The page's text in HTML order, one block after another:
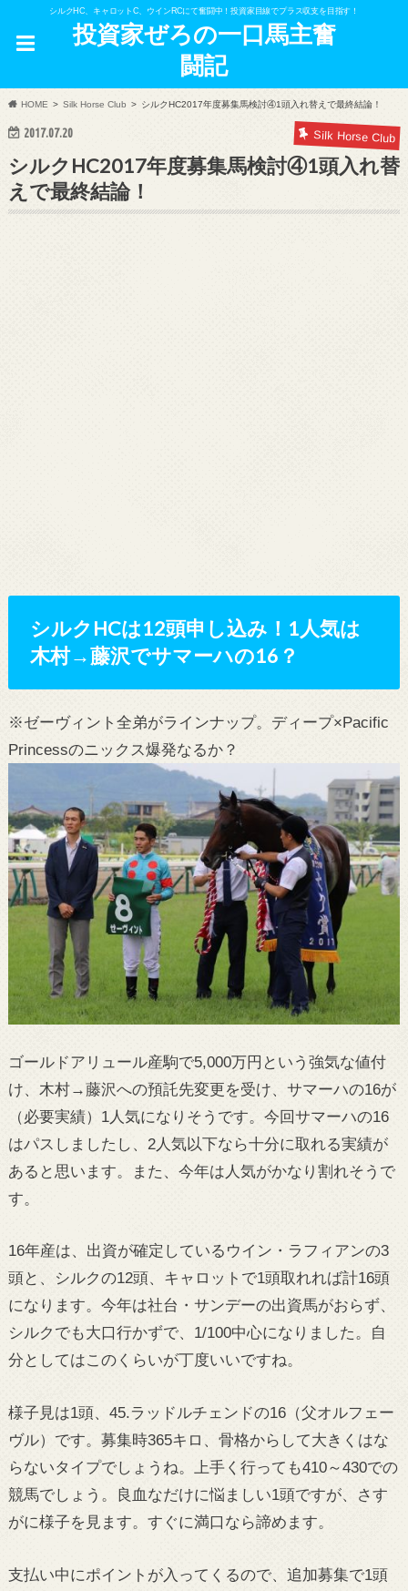
シルクHC、キャロットC、ウインRCにて奮闘中！投資家目線でプラス収支を目指す！
投資家ぜろの一口馬主奮
闘記
HOME Silk Horse Club シルクHC2017年度募集馬検討④1頭入れ替えで最終結論！
2017.07.20 Silk Horse Club
シルクHC2017年度募集馬検討④1頭入れ替
えで最終結論！
シルクHCは12頭申し込み！1人気は
木村→藤沢でサマーハの16？
※ゼーヴィント全弟がラインナップ。ディープ×Pacific
Princessのニックス爆発なるか？
ゴールドアリュール産駒で5,000万円という強気な値付
け、木村→藤沢への預託先変更を受け、サマーハの16が
（必要実績）1人気になりそうです。今回サマーハの16
はパスしましたし、2人気以下なら十分に取れる実績が
あると思います。また、今年は人気がかなり割れそうで
す。
16年産は、出資が確定しているウイン・ラフィアンの3
頭と、シルクの12頭、キャロットで1頭取れれば計16頭
になります。今年は社台・サンデーの出資馬がおらず、
シルクでも大口行かずで、1/100中心になりました。自
分としてはこのくらいが丁度いいですね。
様子見は1頭、45.ラッドルチェンドの16（父オルフェー
ヴル）です。募集時365キロ、骨格からして大きくはな
らないタイプでしょうね。上手く行っても410～430での
競馬でしょう。良血なだけに悩ましい1頭ですが、さす
がに様子を見ます。すぐに満口なら諦めます。
支払い中にポイントが入ってくるので、追加募集で1頭